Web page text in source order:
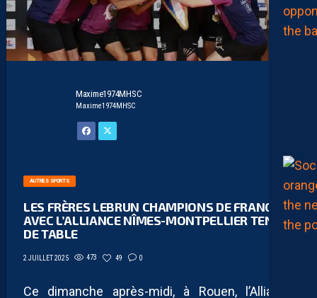
Maxime1974MHSC
Maxime1974MHSC
AUTRES SPORTS
LES FRÈRES LEBRUN CHAMPIONS DE FRANCE
AVEC L’ALLIANCE NÎMES-MONTPELLIER TENNIS
DE TABLE
2 JUILLET 2025 473 49 0
Ce dimanche après-midi, à Rouen, l’Alliance